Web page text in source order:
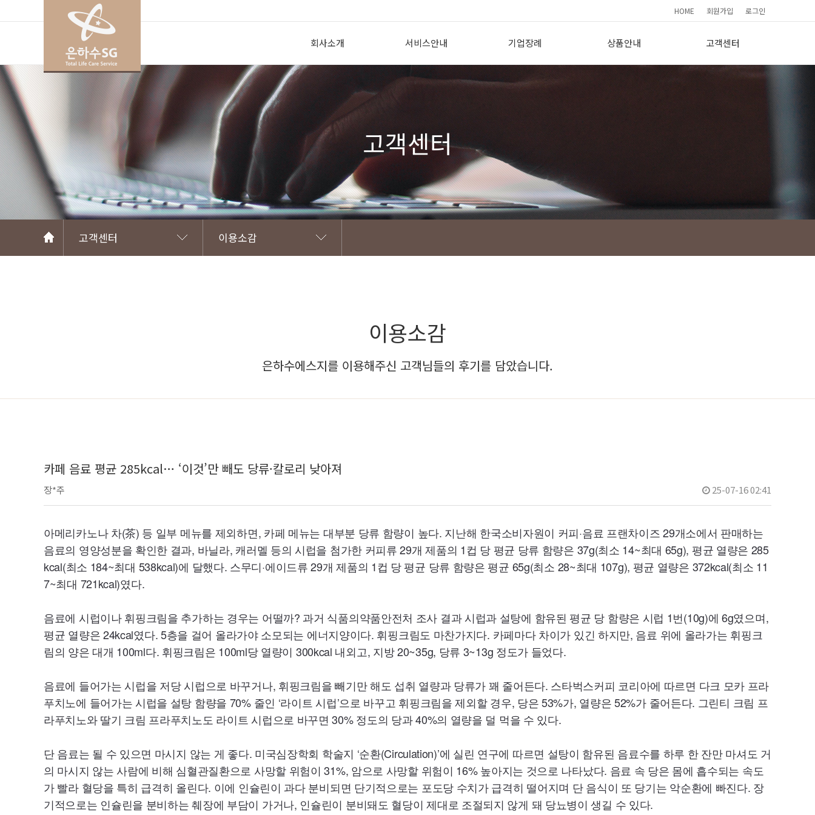
로그인
회원가입
HOME
회사소개
회사CI
조직도
찾아오시는 길
서비스안내
상조의 필요성
선/후불식상품 비교
꽃장식황제궁중대렴
기업장례 상품안내 고객센터
고객센터
고객센터 이용소감
이용소감
은하수에스지를 이용해주신 고객님들의 후기를 담았습니다.
카페 음료 평균 285kcal… ‘이것’만 빼도 당류·칼로리 낮아져
장*주 25-07-16 02:41
아메리카노나 차(茶) 등 일부 메뉴를 제외하면, 카페 메뉴는 대부분 당류 함량이 높다. 지난해 한국소비자원이 커피·음료 프랜차이즈29개소에서 판매하는
음료의 영양성분을 확인한 결과, 바닐라, 캐러멜 등의 시럽을 첨가한 커피류29개 제품의 1컵 당 평균 당류 함량은 37g(최소 14~최대 65g), 평균 열량은 285
kcal(최소 184~최대 538kcal)에 달했다. 스무디·에이드류29개 제품의 1컵 당 평균 당류 함량은 평균 65g(최소 28~최대 107g), 평균 열량은 372kcal(최소 11
7~최대 721kcal)였다.
음료에 시럽이나 휘핑크림을 추가하는 경우는 어떨까? 과거 식품의약품안전처 조사 결과 시럽과 설탕에 함유된 평균 당 함량은 시럽 1번(10g)에6g였으며,
평균 열량은24kcal였다. 5층을 걸어 올라가야 소모되는 에너지양이다. 휘핑크림도 마찬가지다. 카페마다 차이가 있긴 하지만, 음료 위에 올라가는 휘핑크
림의 양은 대개 100ml다. 휘핑크림은 100ml당 열량이 300kcal 내외고, 지방20~35g, 당류 3~13g 정도가 들었다.
음료에 들어가는 시럽을 저당 시럽으로 바꾸거나, 휘핑크림을 빼기만 해도 섭취 열량과 당류가 꽤 줄어든다. 스타벅스커피 코리아에 따르면 다크 모카 프라
푸치노에 들어가는 시럽을 설탕 함량을 70% 줄인 ‘라이트 시럽’으로 바꾸고 휘핑크림을 제외할 경우, 당은53%가, 열량은52%가 줄어든다. 그린티 크림 프
라푸치노와 딸기 크림 프라푸치노도 라이트 시럽으로 바꾸면30% 정도의 당과40%의 열량을 덜 먹을 수 있다.
단 음료는 될 수 있으면 마시지 않는 게 좋다. 미국심장학회 학술지 ‘순환(Circulation)’에 실린 연구에 따르면 설탕이 함유된 음료수를 하루 한 잔만 마셔도 거
의 마시지 않는 사람에 비해 심혈관질환으로 사망할 위험이31%, 암으로 사망할 위험이 16% 높아지는 것으로 나타났다. 음료 속 당은 몸에 흡수되는 속도
가 빨라 혈당을 특히 급격히 올린다. 이에 인슐린이 과다 분비되면 단기적으로는 포도당 수치가 급격히 떨어지며 단 음식이 또 당기는 악순환에 빠진다. 장
기적으로는 인슐린을 분비하는 췌장에 부담이 가거나, 인슐린이 분비돼도 혈당이 제대로 조절되지 않게 돼 당뇨병이 생길 수 있다.